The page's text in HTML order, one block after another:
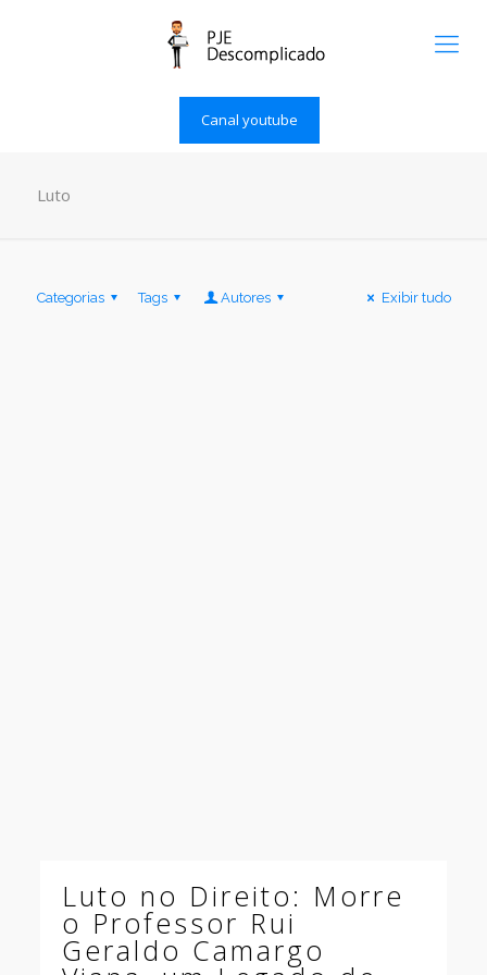
Canal youtube
Luto
Categorias Tags Autores Exibir tudo
Luto no Direito: Morre
o Professor Rui
Geraldo Camargo